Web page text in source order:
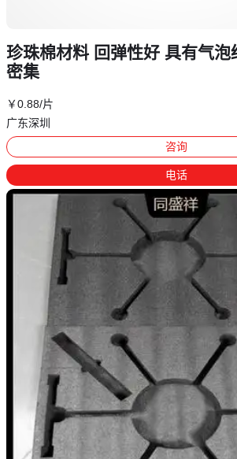
珍珠棉材料 回弹性好 具有气泡
密集
￥0 .88/片
广东深圳
咨询
电话